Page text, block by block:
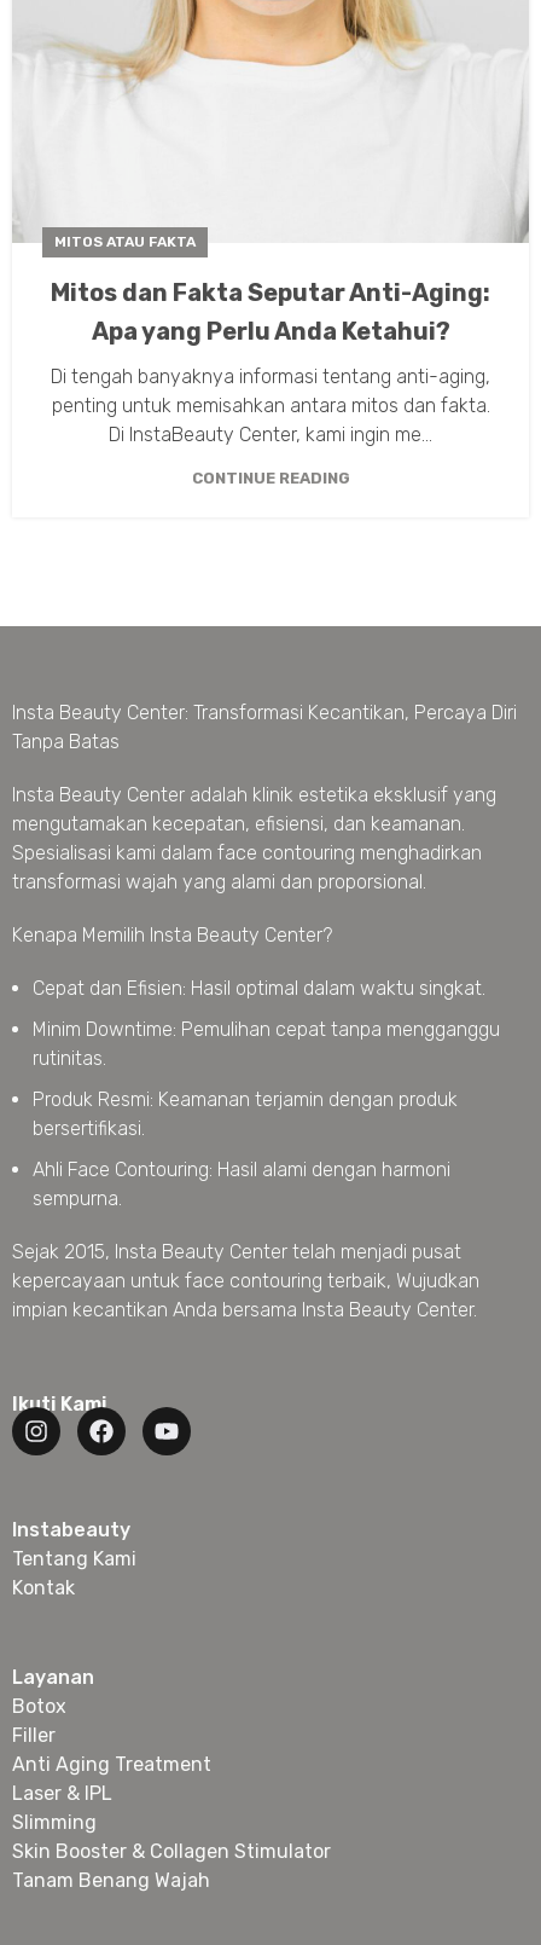
MITOS ATAU FAKTA
Mitos dan Fakta Seputar Anti-Aging:
Apa yang Perlu Anda Ketahui?
Di tengah banyaknya informasi tentang anti-aging,
penting untuk memisahkan antara mitos dan fakta.
Di InstaBeauty Center, kami ingin me...
CONTINUE READING
Insta Beauty Center: Transformasi Kecantikan, Percaya Diri
Tanpa Batas
Insta Beauty Center adalah klinik estetika eksklusif yang
mengutamakan kecepatan, efisiensi, dan keamanan.
Spesialisasi kami dalam face contouring menghadirkan
transformasi wajah yang alami dan proporsional.
Kenapa Memilih Insta Beauty Center?
Cepat dan Efisien: Hasil optimal dalam waktu singkat.
Minim Downtime: Pemulihan cepat tanpa mengganggu
rutinitas.
Produk Resmi: Keamanan terjamin dengan produk
bersertifikasi.
Ahli Face Contouring: Hasil alami dengan harmoni
sempurna.
Sejak 2015, Insta Beauty Center telah menjadi pusat
kepercayaan untuk face contouring terbaik, Wujudkan
impian kecantikan Anda bersama Insta Beauty Center.
Ikuti Kami
Instabeauty
Tentang Kami
Kontak
Layanan
Botox
Filler
Anti Aging Treatment
Laser & IPL
Slimming
Skin Booster & Collagen Stimulator
Tanam Benang Wajah